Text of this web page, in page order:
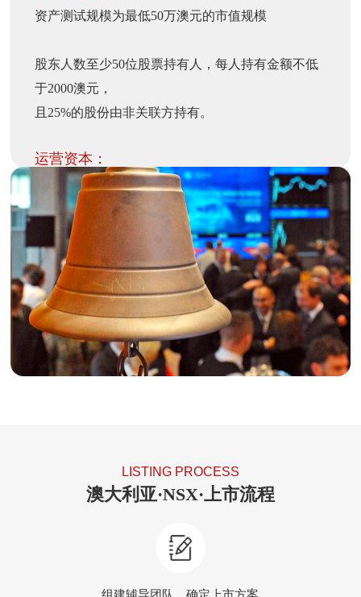
资产测试规模为最低50万澳元的市值规模
股东人数至少50位股票持有人，每人持有金额不低
于2000澳元，
且25%的股份由非关联方持有。
运营资本：
充足的运营资本（大于50万澳元/年）
LISTING PROCESS
澳大利亚·NSX·上市流程